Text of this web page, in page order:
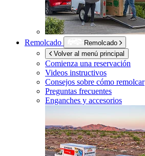
Remolcado
Remolcado
Volver al menú principal
Comienza una reservación
Videos instructivos
Consejos sobre cómo remolcar
Preguntas frecuentes
Enganches y accesorios